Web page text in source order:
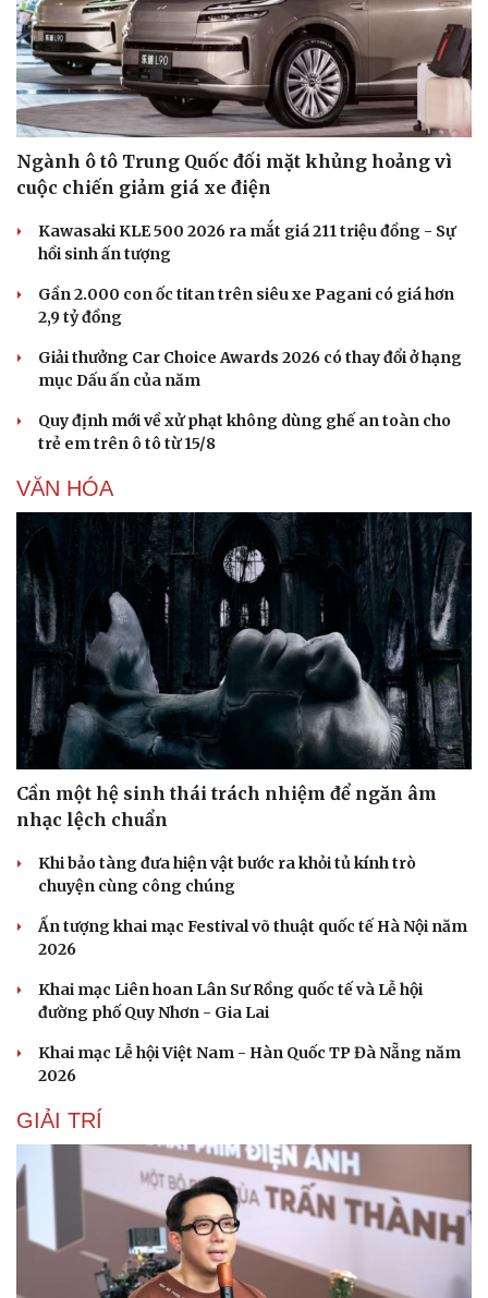
Du lịch
Săn Tour
check-in
Podcast
Đọc truyện đêm khuya
Hạt giống tâm hồn
Ngành ô tô Trung Quốc đối mặt khủng hoảng vì
cuộc chiến giảm giá xe điện
Kawasaki KLE 500 2026 ra mắt giá 211 triệu đồng - Sự
hồi sinh ấn tượng
Gần 2.000 con ốc titan trên siêu xe Pagani có giá hơn
2,9 tỷ đồng
Giải thưởng Car Choice Awards 2026 có thay đổi ở hạng
mục Dấu ấn của năm
Quy định mới về xử phạt không dùng ghế an toàn cho
trẻ em trên ô tô từ 15/8
VĂN HÓA
Cần một hệ sinh thái trách nhiệm để ngăn âm
nhạc lệch chuẩn
Khi bảo tàng đưa hiện vật bước ra khỏi tủ kính trò
chuyện cùng công chúng
Ấn tượng khai mạc Festival võ thuật quốc tế Hà Nội năm
2026
Khai mạc Liên hoan Lân Sư Rồng quốc tế và Lễ hội
đường phố Quy Nhơn - Gia Lai
Khai mạc Lễ hội Việt Nam - Hàn Quốc TP Đà Nẵng năm
2026
GIẢI TRÍ